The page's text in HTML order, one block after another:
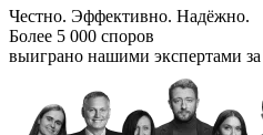
Честно. Эффективно. Надёжно.
Более 5 000 споров
выиграно нашими экспертами